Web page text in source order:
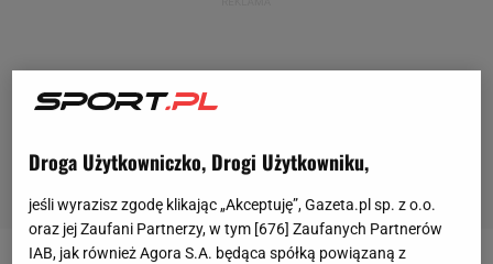
Droga Użytkowniczko, Drogi Użytkowniku,
jeśli wyrazisz zgodę klikając „Akceptuję”, Gazeta.pl sp. z o.o.
oraz jej Zaufani Partnerzy, w tym [676] Zaufanych Partnerów
IAB, jak również Agora S.A. będąca spółką powiązaną z